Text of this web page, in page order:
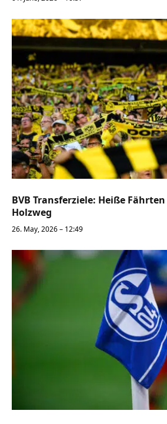
BVB Transferziele: Heiße
Holzweg
26. May, 2026 – 12:49